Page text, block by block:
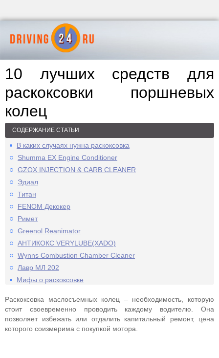
10 лучших средств для
раскоксовки поршневых
колец
СОДЕРЖАНИЕ СТАТЬИ
В каких случаях нужна раскоксовка
Shumma EX Engine Conditioner
GZOX INJECTION & CARB CLEANER
Эдиал
Титан
FENOM Декокер
Римет
Greenol Reanimator
АНТИКОКС VERYLUBE(XADO)
Wynns Combustion Chamber Cleaner
Лавр МЛ 202
Мифы о раскоксовке
Раскоксовка маслосъемных колец – необходимость, которую
стоит своевременно проводить каждому водителю. Она
позволяет избежать или отдалить капитальный ремонт, цена
которого соизмерима с покупкой мотора.